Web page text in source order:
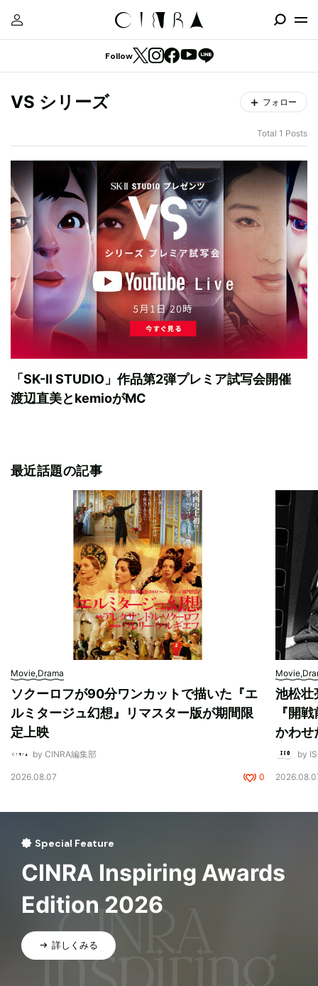
Follow
VS シリーズ フォロー
Total 1 Posts
「SK-II STUDIO」作品第2弾プレミア試写会開催
渡辺直美とkemioがMC
最近話題の記事
Movie,Drama
ソクーロフが90分ワンカットで描いた『エ
ルミタージュ幻想』リマスター版が期間限
定上映
by CINRA編集部
2026.08.07 0
池松壮
『開
かわせ
by
Special Feature
CINRA Inspiring Awards
Edition 2026
詳しくみる